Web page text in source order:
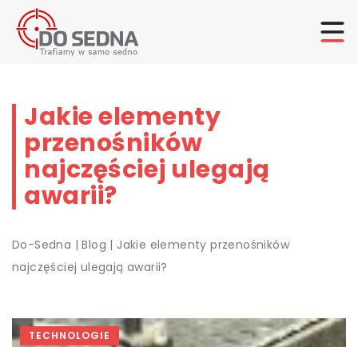
Jakie elementy
przenośników
najczęściej ulegają
awarii?
Do-Sedna |Blog | Jakie elementy przenośników
najczęściej ulegają awarii?
TECHNOLOGIE